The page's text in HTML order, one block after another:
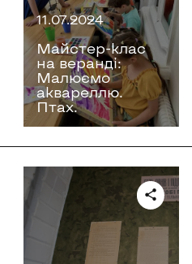
11.07.2024
Майстер-клас
на веранді:
Малюємо
аквареллю.
Птах.